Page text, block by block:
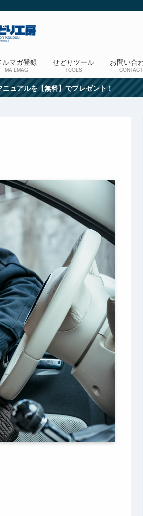
ルマガ登録
MAILMAG
せどりツール
TOOLS
お問い合
CONTACT
ュアルを【無料】でプレゼント！